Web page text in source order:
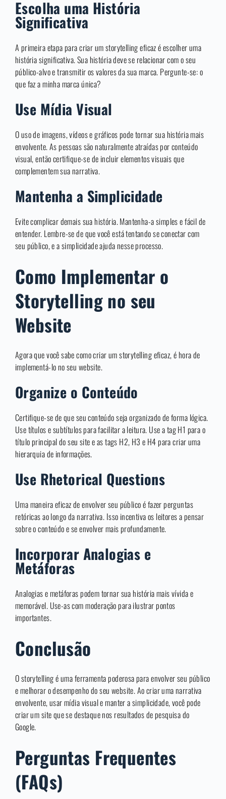
Escolha uma História
Significativa
A primeira etapa para criar um storytelling eficaz é escolher uma
história significativa. Sua história deve se relacionar com o seu
público-alvo e transmitir os valores da sua marca. Pergunte-se: o
que faz a minha marca única?
Use Mídia Visual
O uso de imagens, vídeos e gráficos pode tornar sua história mais
envolvente. As pessoas são naturalmente atraídas por conteúdo
visual, então certifique-se de incluir elementos visuais que
complementem sua narrativa.
Mantenha a Simplicidade
Evite complicar demais sua história. Mantenha-a simples e fácil de
entender. Lembre-se de que você está tentando se conectar com
seu público, e a simplicidade ajuda nesse processo.
Como Implementar o
Storytelling no seu
Website
Agora que você sabe como criar um storytelling eficaz, é hora de
implementá-lo no seu website.
Organize o Conteúdo
Certifique-se de que seu conteúdo seja organizado de forma lógica.
Use títulos e subtítulos para facilitar a leitura. Use a tag H1 para o
título principal do seu site e as tags H2, H3 e H4 para criar uma
hierarquia de informações.
Use Rhetorical Questions
Uma maneira eficaz de envolver seu público é fazer perguntas
retóricas ao longo da narrativa. Isso incentiva os leitores a pensar
sobre o conteúdo e se envolver mais profundamente.
Incorporar Analogias e
Metáforas
Analogias e metáforas podem tornar sua história mais vívida e
memorável. Use-as com moderação para ilustrar pontos
importantes.
Conclusão
O storytelling é uma ferramenta poderosa para envolver seu público
e melhorar o desempenho do seu website. Ao criar uma narrativa
envolvente, usar mídia visual e manter a simplicidade, você pode
criar um site que se destaque nos resultados de pesquisa do
Google.
Perguntas Frequentes
(FAQs)